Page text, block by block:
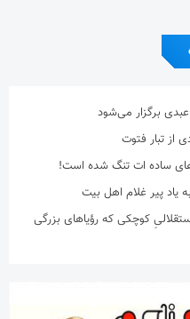
عبدی برگزار می‌شود
از تبار فتوت
ساده ات تنگ شده است!
یاد پیر غلام اهل بیت
کوچکی که رؤیاهای بزرگی